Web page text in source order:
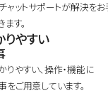
ャットサポートが解決を
す。
りやすい
りやすい、操作・機能に
ご用意しています。